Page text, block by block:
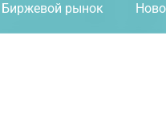
Биржевой рынок